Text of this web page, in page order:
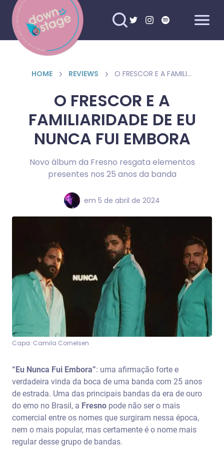
HOME REVIEWS O FRESCOR E A FAMILIARIDADE DE EU NUNCA FUI EMBORA
O FRESCOR E A
FAMILIARIDADE DE EU
NUNCA FUI EMBORA
Novo álbum da Fresno resgata elementos
presentes nos 25 anos da banda
em 5 de abril de 2024
Capa: Camila Cornelsen
“Eu Nunca Fui Embora”: uma afirmação forte e
verdadeira vinda da boca de uma banda com 25 anos
de estrada. Uma das principais bandas da era de ouro
do emo no Brasil, a Fresno pode não ser o mais
comercial entre os nomes que surgiram nessa época,
nem o mais popular, mas certamente é o nome mais
regular desse grupo de bandas.